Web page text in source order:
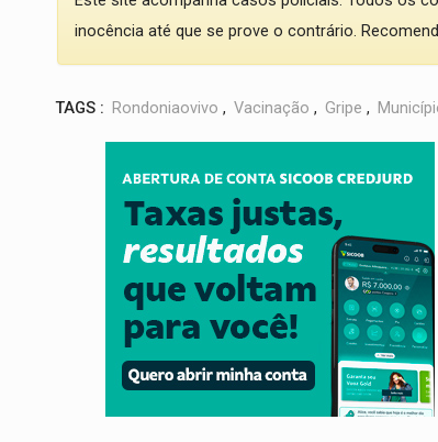
inocência até que se prove o contrário.
TAGS : Rondoniaovivo , Vacinação , Gripe ,